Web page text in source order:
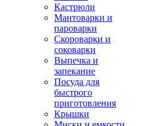
Кастрюли
Мантоварки и
пароварки
Скороварки и
соковарки
Выпечка и
запекание
Посуда для
быстрого
приготовления
Крышки